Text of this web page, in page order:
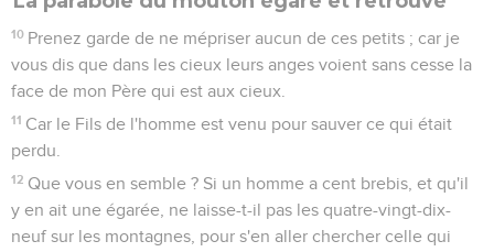
10 Prenez garde de ne mépriser aucun de ces petits ; car je
vous dis que dans les cieux leurs anges voient sans cesse la
face de mon Père qui est aux cieux.
11 Car le Fils de l'homme est venu pour sauver ce qui était
perdu.
12 Que vous en semble ? Si un homme a cent brebis, et qu'il
y en ait une égarée, ne laisse-t-il pas les quatre-vingt-dix-
neuf sur les montagnes, pour s'en aller chercher celle qui